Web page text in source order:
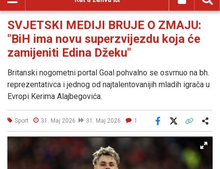
SVJETSKI MEDIJI BRUJE O ZMAJU:
"BiH ima novu superzvijezdu koja će
zamijeniti Edina Džeku"
Britanski nogometni portal Goal pohvalno se osvrnuo na bh.
reprezentativca i jednog od najtalentovanijih mladih igrača u
Evropi Kerima Alajbegovića.
Sport 31. Maj 2026 31. Maj 2026 1
Facebook